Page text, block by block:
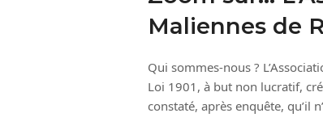
Maliennes de
Qui sommes-nous ?
Loi 1901, à but non lucratif,
constaté, après enquête, qu’il